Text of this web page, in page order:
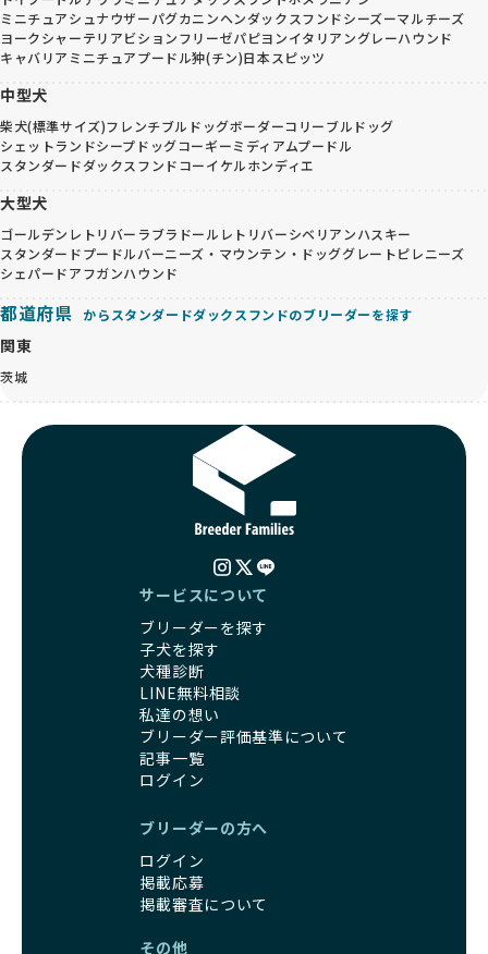
ミニチュアシュナウザーパグカニンヘンダックスフンドシーズーマルチーズ
ヨークシャーテリアビションフリーゼパピヨンイタリアングレーハウンド
キャバリア ミニチュアプードル狆(チン)日本スピッツ
中型犬
柴犬(標準サイズ)フレンチブルドッグボーダーコリーブルドッグ
シェットランドシープドッグコーギーミディアムプードル
スタンダードダックスフンドコーイケルホンディエ
大型犬
ゴールデンレトリバー ラブラドールレトリバーシベリアンハスキー
スタンダードプードルバーニーズ・マウンテン・ドッググレートピレニーズ
シェパードアフガンハウンド
都道府県 からスタンダードダックスフンドのブリーダーを探す
関東
茨城
サービスについて
ブリーダーを探す
子犬を探す
犬種診断
LINE無料相談
私達の想い
ブリーダー評価基準について
記事一覧
ログイン
ブリーダーの方へ
ログイン
掲載応募
掲載審査について
その他